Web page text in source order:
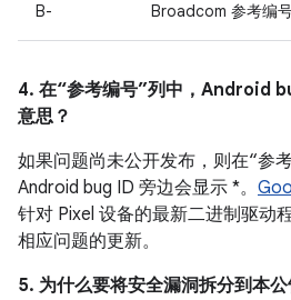
B- Broadcom 参考编
4. 在“参考编号”列中，Android
意思？
如果问题尚未公开发布，则在“参
Android bug ID 旁边会显示 *。
针对 Pixel 设备的最新二进制驱动
相应问题的更新。
5. 为什么要将安全漏洞拆分到本